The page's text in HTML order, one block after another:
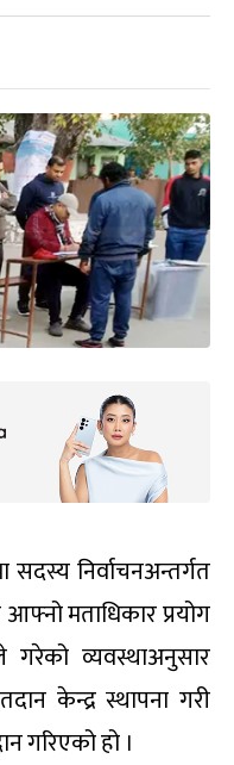
सदस्य निर्वाचनअन्तर्गत
मताधिकार प्रयोग
व्यवस्थाअनुसार
केन्द्र स्थापना गरी
गरिएको हो ।